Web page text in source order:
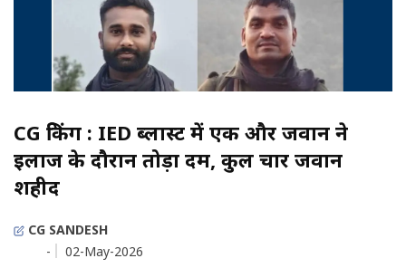
CG ब्रेकिंग : IED ब्लास्ट में एक और जवान ने
इलाज के दौरान तोड़ा दम, कुल चार जवान
शहीद
CG SANDESH
-
02-May-2026